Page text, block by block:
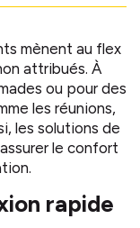
mènent au flex
attribués. À
ou pour des
les réunions,
les solutions de
le confort
rapide